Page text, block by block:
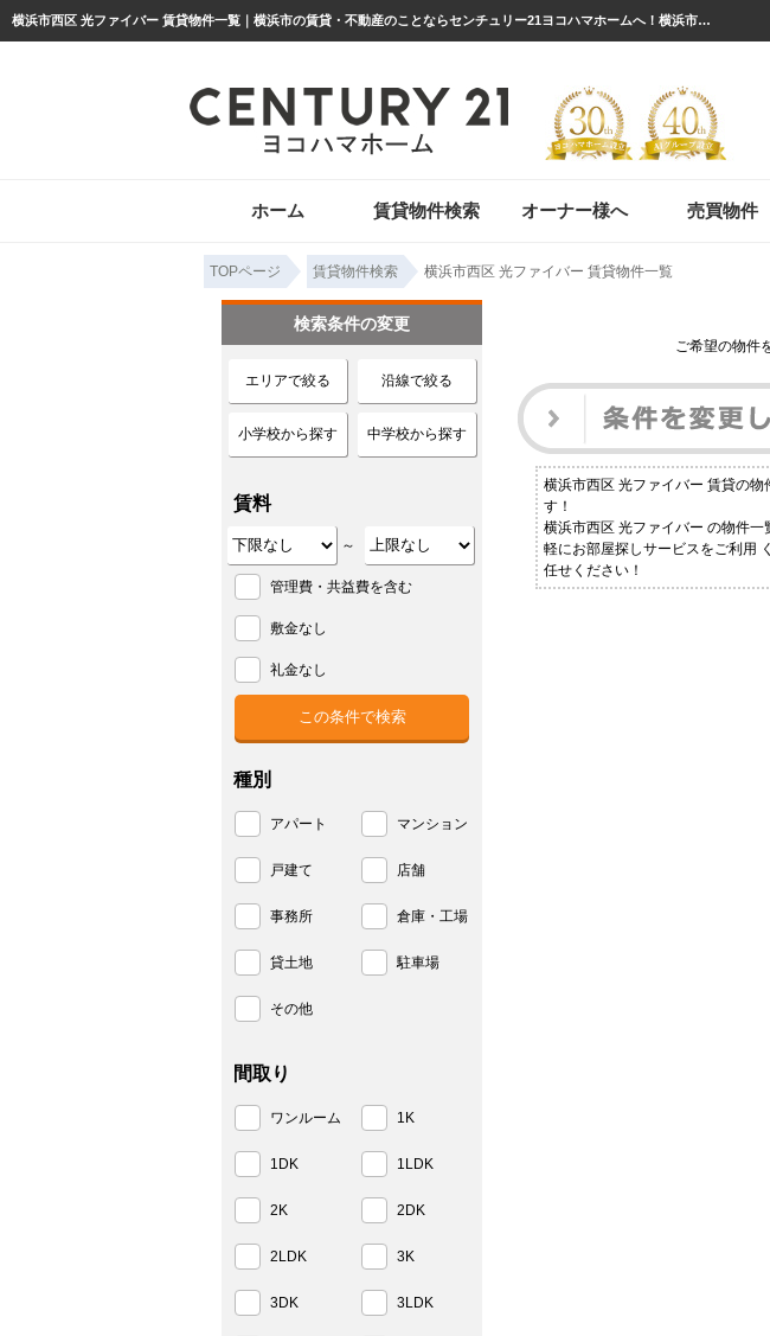
横浜市西区 光ファイバー 賃貸物件一覧｜横浜市の賃貸・不動産のことならセンチュリー21ヨコハマホームへ！横浜市の賃貸仲介や不動産売却・買取、不動産管理など不動産のことならなんでもご相談ください。
ホーム 賃貸物件検索 オーナー様へ 売買物件
TOPページ 賃貸物件検索 横浜市西区 光ファイバー 賃貸物件一覧
ご希望の物件
横浜市西区 光ファイバー 賃貸の
す！
横浜市西区 光ファイバー の物件
軽にお部屋探しサービスをご利用
任せください！
検索条件の変更
エリアで絞る 沿線で絞る
小学校から探す 中学校から探す
賃料
～
管理費・共益費を含む
敷金なし
礼金なし
種別
アパート マンション
戸建て 店舗
事務所 倉庫・工場
貸土地 駐車場
その他
間取り
ワンルーム 1K
1DK 1LDK
2K 2DK
2LDK 3K
3DK 3LDK